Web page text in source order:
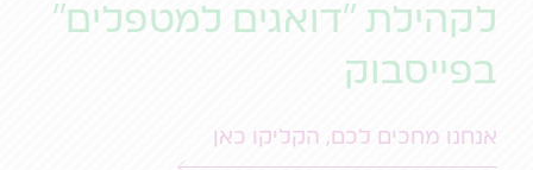
לקהילת "דואגים למטפלים"
בפייסבוק
אנחנו מחכים לכם, הקליקו כאן